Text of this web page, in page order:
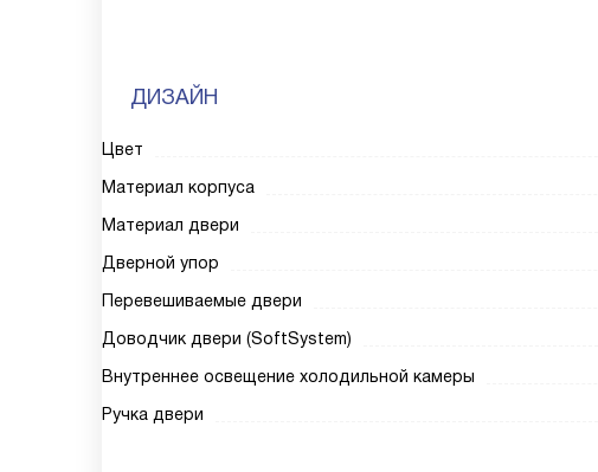
ДИЗАЙН
Цвет
Материал корпуса
Материал двери
Дверной упор
Перевешиваемые двери
Доводчик двери (SoftSystem)
Внутреннее освещение холодильной камеры
Ручка двери